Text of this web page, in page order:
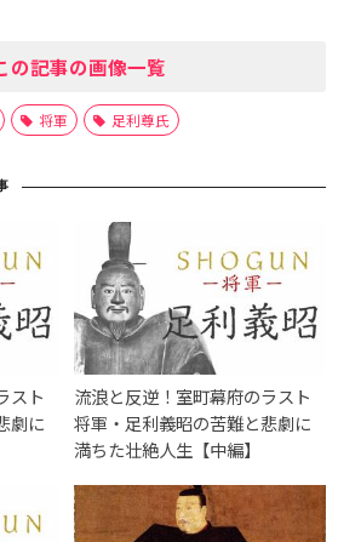
の記事の画像一覧
将軍 足利尊氏
スト
劇に
流浪と反逆！室町幕府のラスト
将軍・足利義昭の苦難と悲劇に
満ちた壮絶人生【中編】